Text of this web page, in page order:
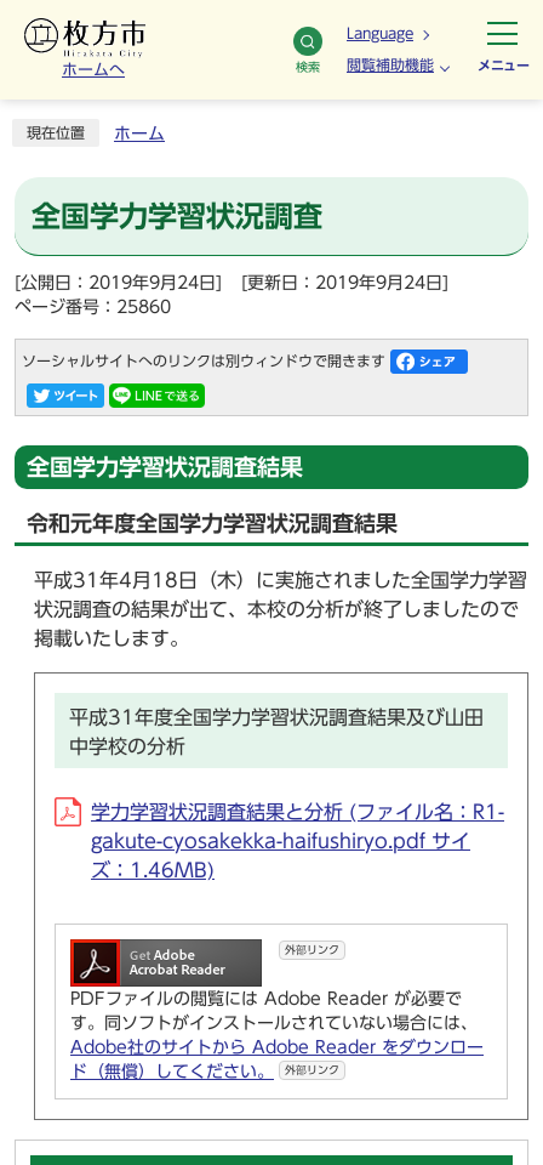
ホームへ 検索
Language
閲覧補助機能 メニュー
現在位置 ホーム
全国学力学習状況調査
[公開日：2019年9月24日]
[更新日：2019年9月24日]
ページ番号：25860
ソーシャルサイトへのリンクは別ウィンドウで開きます
全国学力学習状況調査結果
令和元年度全国学力学習状況調査結果
平成31年4月18日（木）に実施されました全国学力学習
状況調査の結果が出て、本校の分析が終了しましたので
掲載いたします。
平成31年度全国学力学習状況調査結果及び山田
中学校の分析
学力学習状況調査結果と分析 (ファイル名：R1-
gakute-cyosakekka-haifushiryo.pdf サイ
ズ：1.46MB)
外部リンク
PDFファイルの閲覧には Adobe Reader が必要で
す。同ソフトがインストールされていない場合には、
Adobe社のサイトから Adobe Reader をダウンロー
ド（無償）してください。
外部リンク